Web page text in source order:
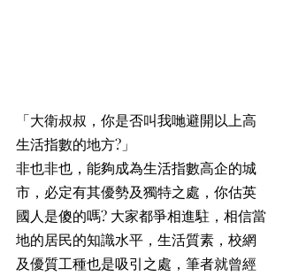
「大衛叔叔，你是否叫我哋避開以上高
生活指數的地方?」
非也非也，能夠成為生活指數高企的城
市，必定有其優勢及獨特之處，你估英
國人是傻的嗎? 大家都爭相進駐，相信當
地的居民的知識水平，生活質素，校網
及優質工種也是吸引之處，筆者就曾經